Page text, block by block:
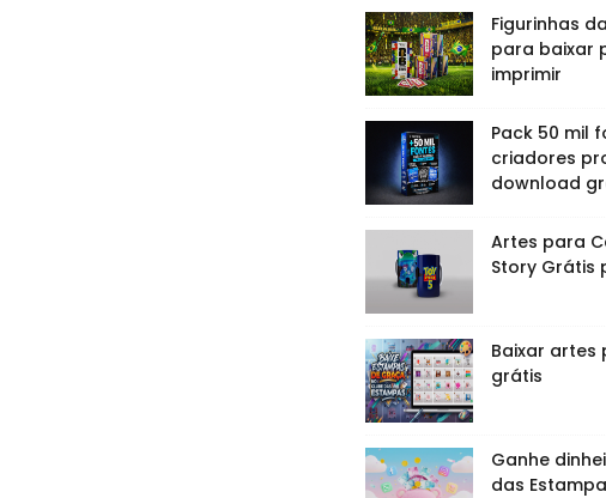
Figurinhas
para baixar
imprimir
Pack 50 mil
criadores
download
Artes para
Story Grátis
Baixar artes
grátis
Ganhe
das